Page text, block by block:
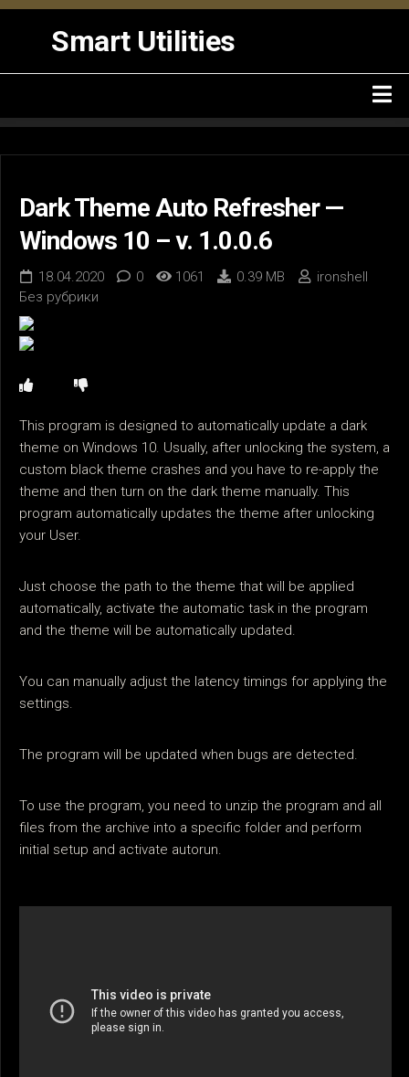
Skip
Smart Utilities
Dark Theme Auto Refresher —
Windows 10 – v. 1.0.0.6
18.04.2020 0 1061 0.39 MB
ironshell
Без рубрики
This program is designed to automatically update a dark
theme on Windows 10. Usually, after unlocking the system, a
custom black theme crashes and you have to re-apply the
theme and then turn on the dark theme manually. This
program automatically updates the theme after unlocking
your User.
Just choose the path to the theme that will be applied
automatically, activate the automatic task in the program
and the theme will be automatically updated.
You can manually adjust the latency timings for applying the
settings.
The program will be updated when bugs are detected.
To use the program, you need to unzip the program and all
files from the archive into a specific folder and perform
initial setup and activate autorun.